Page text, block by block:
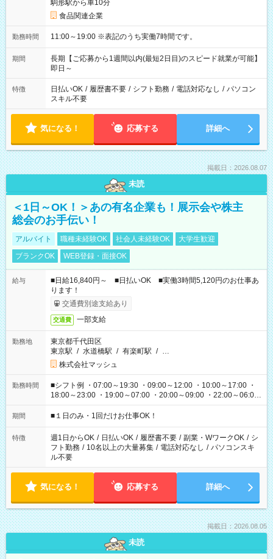
駒形駅から車10分
食品関連企業
勤務時間 11:00～19:00 ※表記のうち実働7時間です。
期間
長期【ご応募から1週間以内(最短2日目)のスピード就業が可能】
即日～
特徴 日払いOK / 履歴書不要 / シフト勤務 / 電話対応なし / パソコン
スキル不要
気になる！ 応募する 詳細へ
掲載日：2026.08.07
未読
＜1日～OK！＞あの有名企業も！展示会や株主
総会のお手伝い！
アルバイト 職種未経験OK 社会人未経験OK
大学生歓迎
ブランクOK
WEB登録・面接OK
給与
■日給16,840円～ ■日払いOK ■実働3時間5,120円のお仕事あ
ります！
交通費別途支給あり
交通費 一部支給
勤務地
東京都千代田区
東京駅 / 水道橋駅 / 有楽町駅 / …
株式会社マッシュ
勤務時間
■シフト例 ・07:00～19:30 ・09:00～12:00 ・10:00～17:00 ・
18:00～23:00 ・19:00～07:00 ・20:00～09:00 ・22:00～06:00
etc ★最短で3時間で5,120円のお仕事から 15時間で2万円近く稼
げるお仕事も！ ご希望のお時間に合わせてご紹介！ ※シフトは
ください！
期間 ■１日のみ・1回だけお仕事OK！
特徴 週1日からOK / 日払いOK / 履歴書不要 / 副業・WワークOK / シ
フト勤務 / 10名以上の大量募集 / 電話対応なし / パソコンスキ
ル不要
気になる！ 応募する 詳細へ
掲載日：2026.08.05
未読